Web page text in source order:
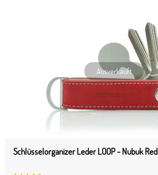
Ausverkauft
Schlüsselorganizer Leder LOOP - Nubuk Red